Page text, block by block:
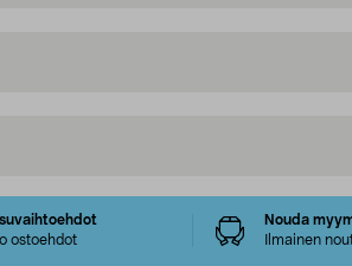
ostoehdot
Nouda
Ilmainen